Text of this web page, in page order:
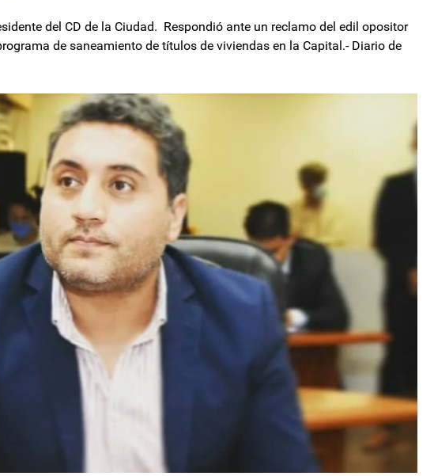
del CD de la Ciudad. Respondió ante un reclamo del edil opositor
de saneamiento de títulos de viviendas en la Capital.- Diario de